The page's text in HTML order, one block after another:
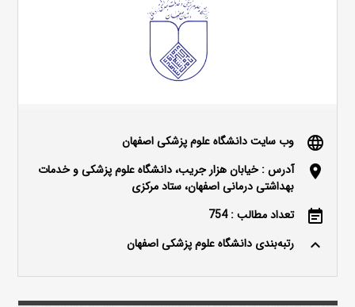
language وب سایت دانشگاه علوم پزشکی اصفهان
location_on
آدرس : خیابان هزار جریب، دانشگاه علوم پزشکی و خدمات
بهداشتی درمانی اصفهان، ستاد مرکزی
event_note تعداد مطالب : 754
keyboard_arrow_up رتبه‌بندی دانشگاه علوم پزشکی اصفهان